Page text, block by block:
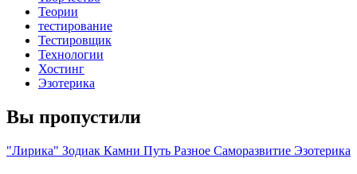
Теории
тестирование
Тестировщик
Технологии
Хостинг
Эзотерика
Вы пропустили
"Лирика" Зодиак Камни Путь Разное Саморазвитие Эзотерика